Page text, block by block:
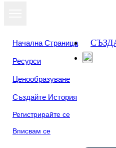
Начална Страница
Ресурси
Ценообразуване
Създайте История
Регистрирайте се
Вписвам се